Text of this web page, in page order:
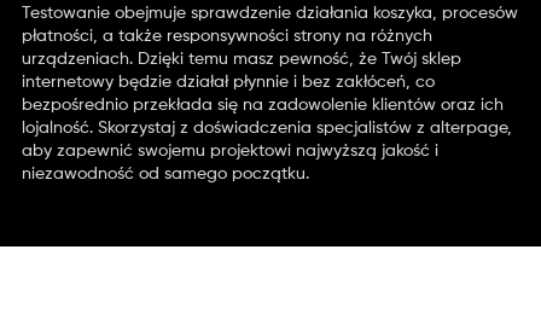
Testowanie obejmuje sprawdzenie działania koszyka, procesów
płatności, a także responsywności strony na różnych
urządzeniach. Dzięki temu masz pewność, że Twój sklep
internetowy będzie działał płynnie i bez zakłóceń, co
bezpośrednio przekłada się na zadowolenie klientów oraz ich
lojalność. Skorzystaj z doświadczenia specjalistów z alterpage,
aby zapewnić swojemu projektowi najwyższą jakość i
niezawodność od samego początku.